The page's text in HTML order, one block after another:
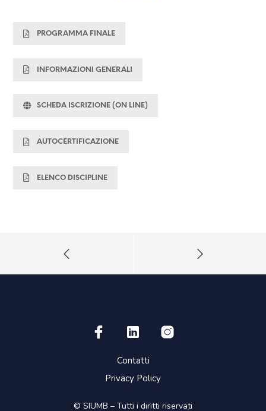
PROGRAMMA FINALE
INFORMAZIONI GENERALI
SCHEDA ISCRIZIONE (ON LINE)
AUTOCERTIFICAZIONE
ELENCO DISCIPLINE
Contatti
Privacy Policy
© SIUMB – Tutti i diritti riservati